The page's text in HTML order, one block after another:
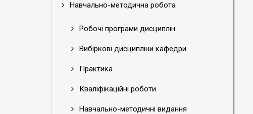
Навчально-методична робота
Робочі програми дисциплін
Вибіркові дисципліни кафедри
Практика
Кваліфікаційні роботи
Навчально-методичні видання